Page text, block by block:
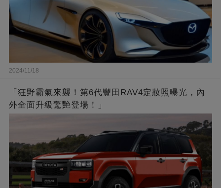
2024/11/18
「狂野霸氣來襲！第6代豐田RAV4定妝照曝光，內
外全面升級驚艷登場！」